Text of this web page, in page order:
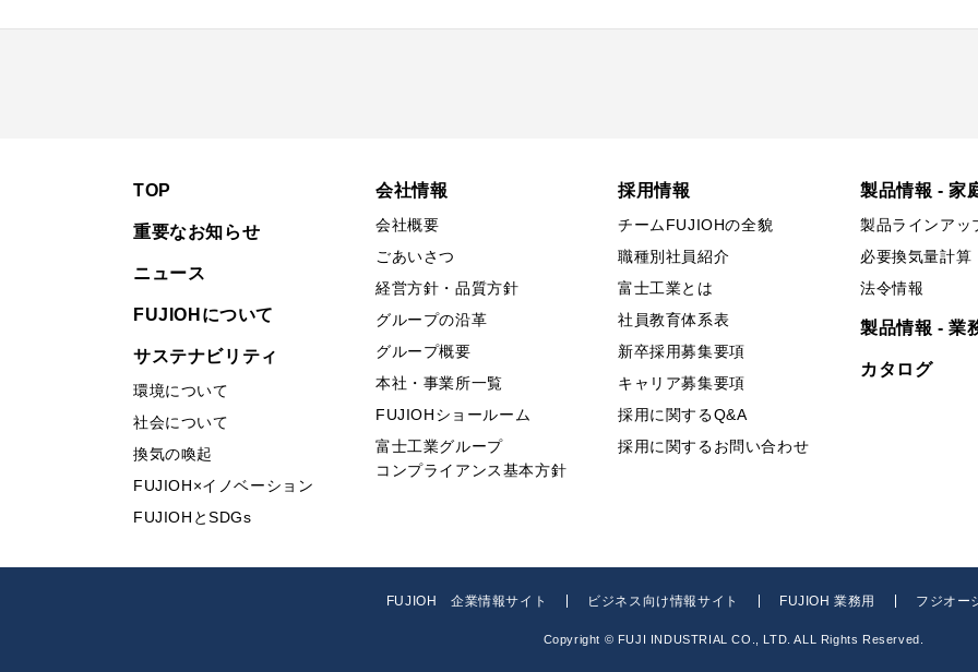
TOP
重要なお知らせ
ニュース
FUJIOHについて
サステナビリティ
環境について
社会について
換気の喚起
FUJIOH×イノベーション
FUJIOHとSDGs
会社情報
会社概要
ごあいさつ
経営方針・品質方針
グループの沿革
グループ概要
本社・事業所一覧
FUJIOHショールーム
富士工業グループ
コンプライアンス基本方針
採用情報
チームFUJIOHの全貌
職種別社員紹介
富士工業とは
社員教育体系表
新卒採用募集要項
キャリア募集要項
採用に関するQ&A
採用に関するお問い合わせ
製品情報 - 家
製品ラインアッ
必要換気量計算
法令情報
製品情報 - 業
カタログ
FUJIOH 企業情報サイト ビジネス向け情報サイト FUJIOH 業務用 フジオー
Copyright © FUJI INDUSTRIAL CO., LTD. ALL Rights Reserved.